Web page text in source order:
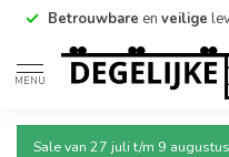
Betrouwbare en veilige
MENU
Sale van 27 juli t/m 9